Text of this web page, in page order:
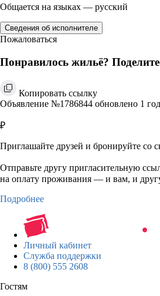
Общается на языках — русский
Сведения об исполнителе
Пожаловаться
Понравилось жильё?
Копировать ссылку
Объявление №1786844 обновлено 1
₽
Приглашайте друзей и бронируйте со
Отправьте другу пригласительную
на оплату проживания — и вам, и
Подробнее
Личный кабинет
Служба поддержки
8 (800) 555 2608
Гостям